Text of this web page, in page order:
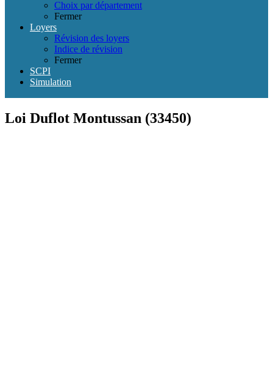
Choix par département
Fermer
Loyers
Révision des loyers
Indice de révision
Fermer
SCPI
Simulation
Loi Duflot Montussan (33450)